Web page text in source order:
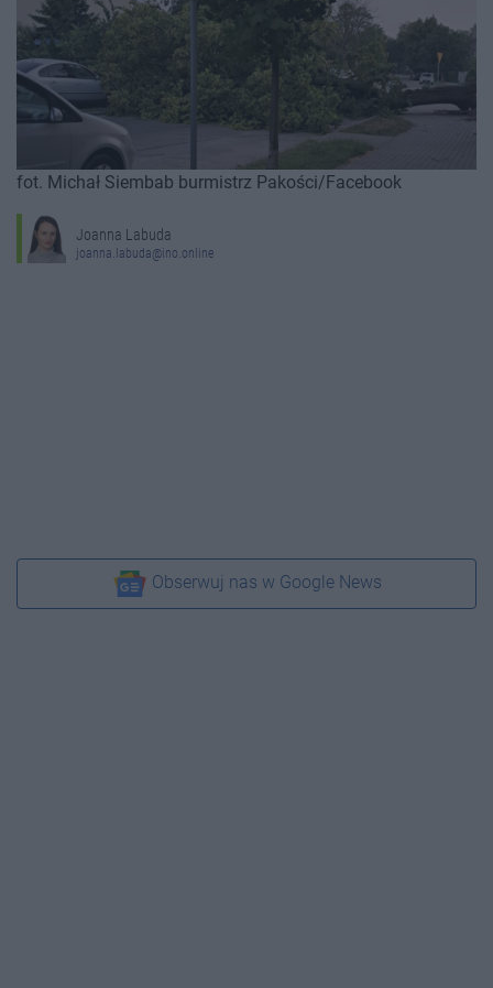
fot. Michał Siembab burmistrz Pakości/Facebook
Joanna Labuda
joanna.labuda@ino.online
Obserwuj nas w Google News